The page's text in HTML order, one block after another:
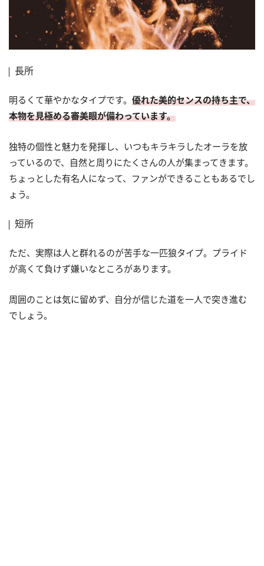
長所
明るくて華やかなタイプです。 優れた美的センスの持ち主で、
本物を見極める審美眼が備わっています。
独特の個性と魅力を発揮し、いつもキラキラしたオーラを放
っているので、自然と周りにたくさんの人が集まってきます。
ちょっとした有名人になって、ファンができることもあるでし
ょう。
短所
ただ、実際は人と群れるのが苦手な一匹狼タイプ。プライド
が高くて負けず嫌いなところがあります。
周囲のことは気に留めず、自分が信じた道を一人で突き進む
でしょう。